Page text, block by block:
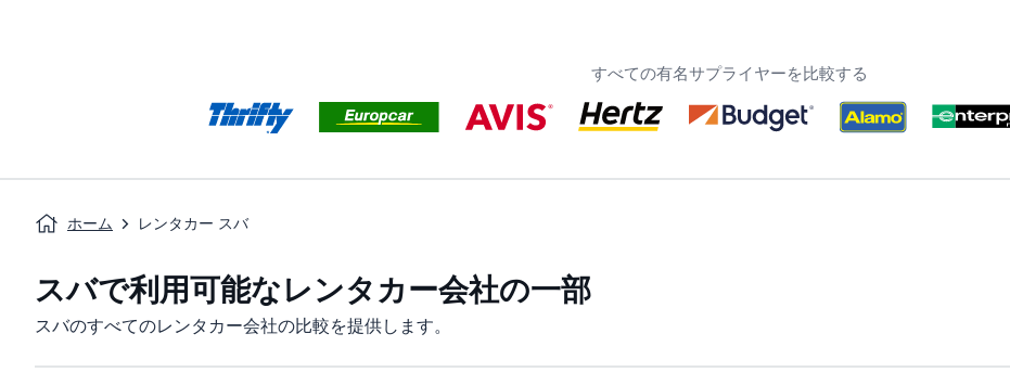
すべての有名サプライヤーを比較する
ホーム レンタカー スバ
スバで利用可能なレンタカー会社の一部
スバのすべてのレンタカー会社の比較を提供します。